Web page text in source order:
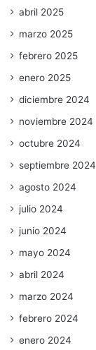
abril 2025
marzo 2025
febrero 2025
enero 2025
diciembre 2024
noviembre 2024
octubre 2024
septiembre 2024
agosto 2024
julio 2024
junio 2024
mayo 2024
abril 2024
marzo 2024
febrero 2024
enero 2024